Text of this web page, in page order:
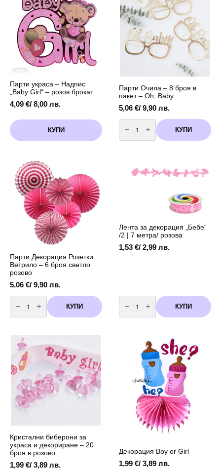
бебе"
розов
бебе"
-
розов
Парти украса – Надпис
„Baby Girl“ – розов брокат
4,09 €/ 8,00 лв.
КУПИ
Парти Очила – 8 броя в
пакет – Oh, Baby
5,06 €/ 9,90 лв.
количество
за
Парти
Очила
пакет
КУПИ
Парти Декорация Розетки
Ветрило – 6 броя светло
розово
5,06 €/ 9,90 лв.
количество
за
Парти
Декорация
броя
светло
розово
КУПИ
Лента за декорация „Бебе“
/2 | 7 метра/ розова
1,53 €/ 2,99 лв.
количество
за
Лента
за
метра/
КУПИ
Кристални биберони за
украса и декориране – 20
броя в розово
1,99 €/ 3,89 лв.
Декорация Boy or Girl
1,99 €/ 3,89 лв.